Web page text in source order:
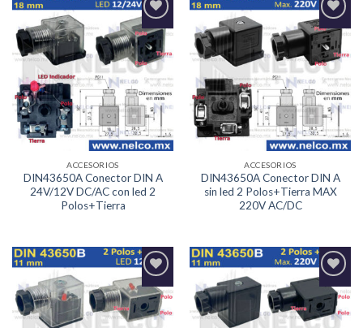
Agregar
a la
Lista de
deseos
ACCESORIOS
DIN43650A Conector DIN A
24V/12V DC/AC con led 2
Polos+Tierra
Agregar
a la
Lista de
deseos
ACCESORIOS
DIN43650A Conector DIN A
sin led 2 Polos+Tierra MAX
220V AC/DC
Agregar
a la
Lista de
deseos
Agregar
a la
Lista de
deseos